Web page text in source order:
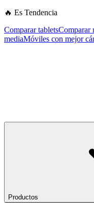
🔥 Es Tendencia
Comparar tabletsComparar
mediaMóviles con mejor
Productos